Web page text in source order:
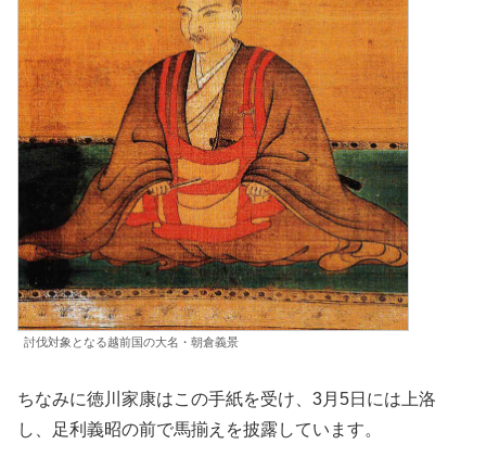
討伐対象となる越前国の大名・朝倉義景
ちなみに徳川家康はこの手紙を受け、3月5日には上洛
し、足利義昭の前で馬揃えを披露しています。